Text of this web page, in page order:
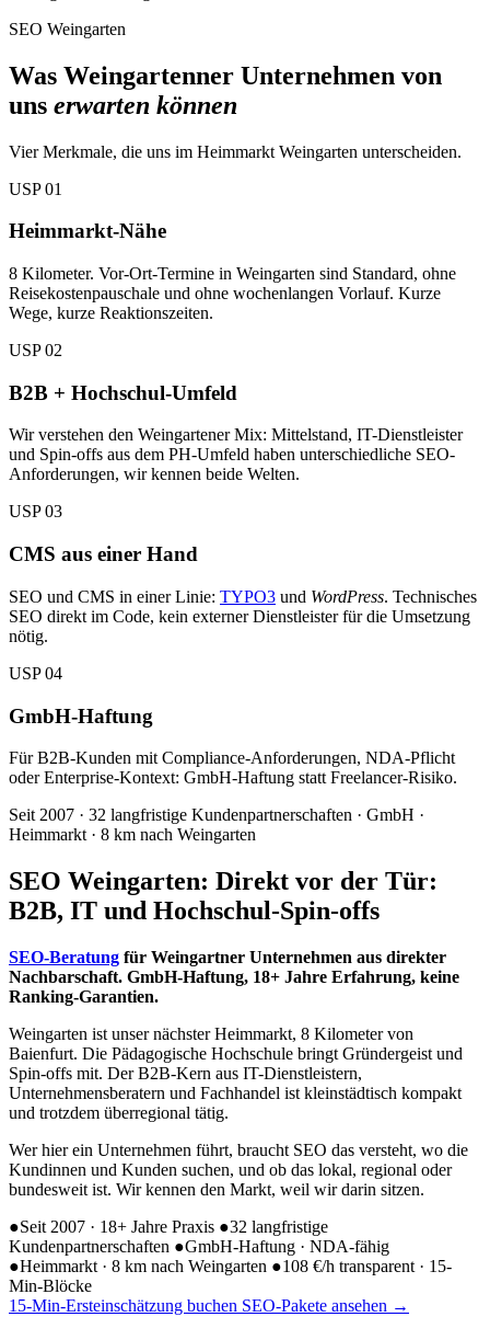
SEO Weingarten
Was Weingartenner Unternehmen von
uns erwarten können
Vier Merkmale, die uns im Heimmarkt Weingarten unterscheiden.
USP 01
Heimmarkt-Nähe
8 Kilometer. Vor-Ort-Termine in Weingarten sind Standard, ohne
Reisekostenpauschale und ohne wochenlangen Vorlauf. Kurze
Wege, kurze Reaktionszeiten.
USP 02
B2B + Hochschul-Umfeld
Wir verstehen den Weingartener Mix: Mittelstand, IT-Dienstleister
und Spin-offs aus dem PH-Umfeld haben unterschiedliche SEO-
Anforderungen, wir kennen beide Welten.
USP 03
CMS aus einer Hand
SEO und CMS in einer Linie: TYPO3 und WordPress. Technisches
SEO direkt im Code, kein externer Dienstleister für die Umsetzung
nötig.
USP 04
GmbH-Haftung
Für B2B-Kunden mit Compliance-Anforderungen, NDA-Pflicht
oder Enterprise-Kontext: GmbH-Haftung statt Freelancer-Risiko.
Seit 2007 · 32 langfristige Kundenpartnerschaften · GmbH ·
Heimmarkt · 8 km nach Weingarten
SEO Weingarten: Direkt vor der Tür:
B2B, IT und Hochschul-Spin-offs
SEO-Beratung für Weingartner Unternehmen aus direkter
Nachbarschaft. GmbH-Haftung, 18+ Jahre Erfahrung, keine
Ranking-Garantien.
Weingarten ist unser nächster Heimmarkt, 8 Kilometer von
Baienfurt. Die Pädagogische Hochschule bringt Gründergeist und
Spin-offs mit. Der B2B-Kern aus IT-Dienstleistern,
Unternehmensberatern und Fachhandel ist kleinstädtisch kompakt
und trotzdem überregional tätig.
Wer hier ein Unternehmen führt, braucht SEO das versteht, wo die
Kundinnen und Kunden suchen, und ob das lokal, regional oder
bundesweit ist. Wir kennen den Markt, weil wir darin sitzen.
●Seit 2007 · 18+ Jahre Praxis ●32 langfristige
Kundenpartnerschaften ●GmbH-Haftung · NDA-fähig
●Heimmarkt · 8 km nach Weingarten ●108 €/h transparent · 15-
Min-Blöcke
15-Min-Ersteinschätzung buchen SEO-Pakete ansehen →